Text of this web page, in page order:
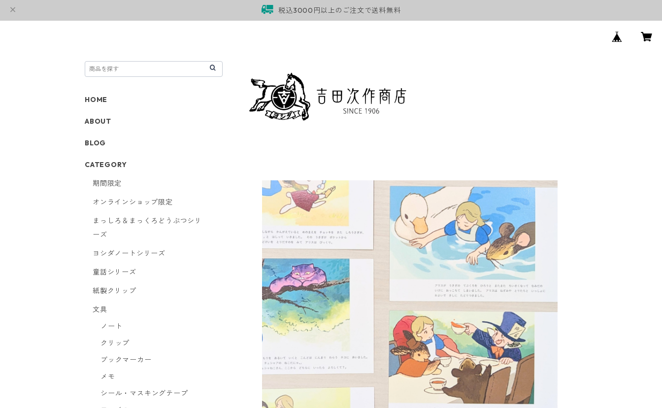
税込3000円以上のご注文で送料無料
HOME
ABOUT
BLOG
CATEGORY
期間限定
オンラインショップ限定
まっしろ＆まっくろどうぶつシリ
ーズ
ヨシダノートシリーズ
童話シリーズ
紙製クリップ
文具
ノート
クリップ
ブックマーカー
メモ
シール・マスキングテープ